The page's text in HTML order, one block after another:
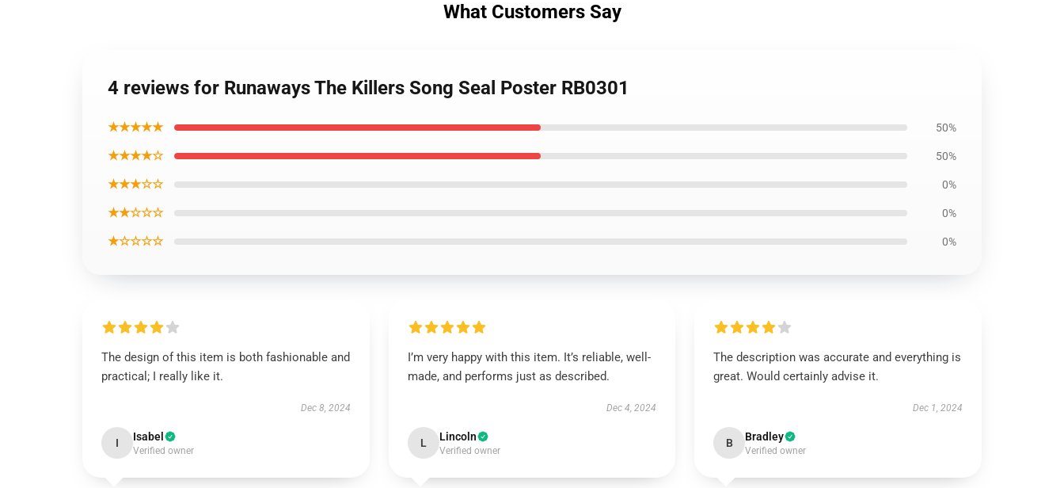
What Customers Say
4 reviews for Runaways The Killers Song Seal Poster RB0301
★★★★★ 50%
★★★★☆ 50%
★★★☆☆ 0%
★★☆☆☆ 0%
★☆☆☆☆ 0%
The design of this item is both fashionable and
practical; I really like it.
Dec 8, 2024
I Isabel
Verified owner
I’m very happy with this item. It’s reliable, well-
made, and performs just as described.
Dec 4, 2024
L Lincoln
Verified owner
The description was accurate and everything is
great. Would certainly advise it.
Dec 1, 2024
B Bradley
Verified owner